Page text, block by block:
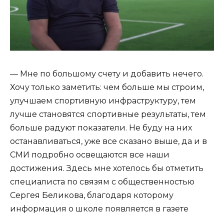
— Мне по большому счету и добавить нечего.
Хочу только заметить: чем больше мы строим,
улучшаем спортивную инфраструктуру, тем
лучше становятся спортивные результаты, тем
больше радуют показатели. Не буду на них
останавливаться, уже все сказано выше, да и в
СМИ подробно освещаются все наши
достижения. Здесь мне хотелось бы отметить
специалиста по связям с общественностью
Сергея Беликова, благодаря которому
информация о школе появляется в газете